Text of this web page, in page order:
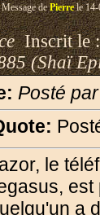
Message dePierrele 14-
Inscrit le
(Shaï
Posté
le
est
a